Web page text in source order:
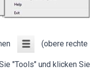
(obere rechte
"Tools" und klicken Sie